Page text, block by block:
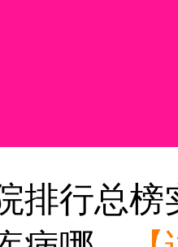
排行总